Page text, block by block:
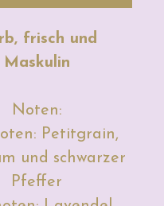
frisch und
Maskulin
Noten:
Petitgrain,
und schwarzer
Pfeffer